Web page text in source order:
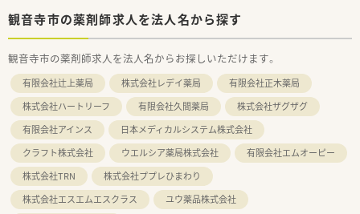
観音寺市の薬剤師求人を法人名から探す
観音寺市の薬剤師求人を法人名からお探しいただけます。
有限会社辻上薬局 株式会社レデイ薬局
有限会社正木薬局
株式会社ハートリーフ
有限会社久間薬局
株式会社ザグザグ
有限会社アインス
日本メディカルシステム株式会社
クラフト株式会社
ウエルシア薬局株式会社
有限会社エムオーピー
株式会社TRN
株式会社ププレひまわり
株式会社エスエムエスクラス
ユウ薬品株式会社